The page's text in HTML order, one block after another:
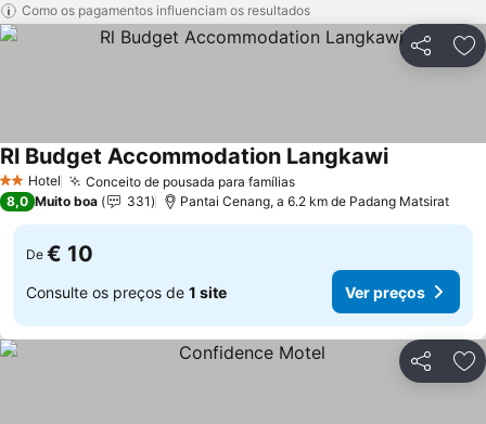
Como os pagamentos influenciam os resultados
Partilhar
2 Estrelas
Hotel Conceito de pousada para famílias
Rl Budget Accommodation Langkawi
8,0 Muito boa 331 Pantai Cenang, a 6.2 km de Padang Matsirat
De € 10
Consulte os preços de 1 site Ver preços
Partilhar